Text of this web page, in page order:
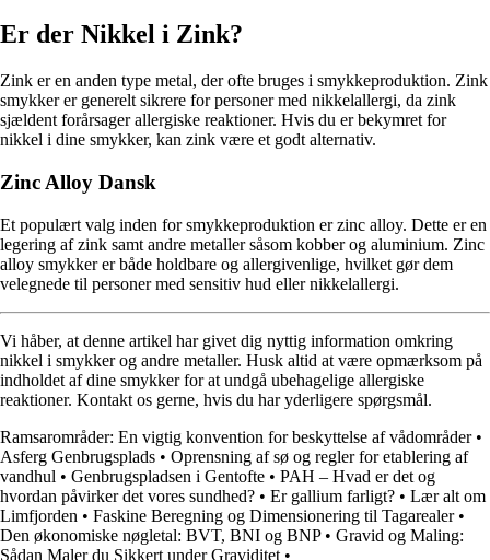
Er der Nikkel i Zink?
Zink er en anden type metal, der ofte bruges i smykkeproduktion. Zink
smykker er generelt sikrere for personer med nikkelallergi, da zink
sjældent forårsager allergiske reaktioner. Hvis du er bekymret for
nikkel i dine smykker, kan zink være et godt alternativ.
Zinc Alloy Dansk
Et populært valg inden for smykkeproduktion er zinc alloy. Dette er en
legering af zink samt andre metaller såsom kobber og aluminium. Zinc
alloy smykker er både holdbare og allergivenlige, hvilket gør dem
velegnede til personer med sensitiv hud eller nikkelallergi.
Vi håber, at denne artikel har givet dig nyttig information omkring
nikkel i smykker og andre metaller. Husk altid at være opmærksom på
indholdet af dine smykker for at undgå ubehagelige allergiske
reaktioner. Kontakt os gerne, hvis du har yderligere spørgsmål.
Ramsarområder: En vigtig konvention for beskyttelse af vådområder•
Asferg Genbrugsplads • Oprensning af sø og regler for etablering af
vandhul • Genbrugspladsen i Gentofte • PAH – Hvad er det og
hvordan påvirker det vores sundhed? • Er gallium farligt? • Lær alt om
Limfjorden • Faskine Beregning og Dimensionering til Tagarealer•
Den økonomiske nøgletal: BVT, BNI og BNP• Gravid og Maling:
Sådan Maler du Sikkert under Graviditet •